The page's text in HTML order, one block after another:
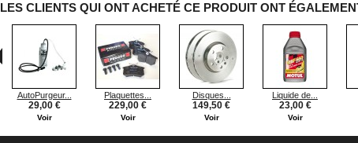
LES CLIENTS QUI ONT ACHETÉ CE PRODUIT ONT
AutoPurgeur...
29,00 €
Voir
Plaquettes...
229,00 €
Voir
Disques...
149,50 €
Voir
Liquide de...
23,00 €
Voir